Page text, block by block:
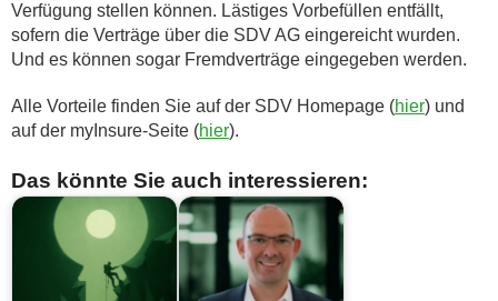
Verfügung stellen können. Lästiges Vorbefüllen entfällt,
sofern die Verträge über die SDV AG eingereicht wurden.
Und es können sogar Fremdverträge eingegeben werden.
Alle Vorteile finden Sie auf der SDV Homepage (hier) und
auf der myInsure-Seite (hier).
Das könnte Sie auch interessieren: